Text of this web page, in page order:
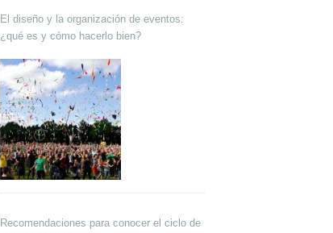
El diseño y la organización de eventos:
¿qué es y cómo hacerlo bien?
Recomendaciones para conocer el ciclo de